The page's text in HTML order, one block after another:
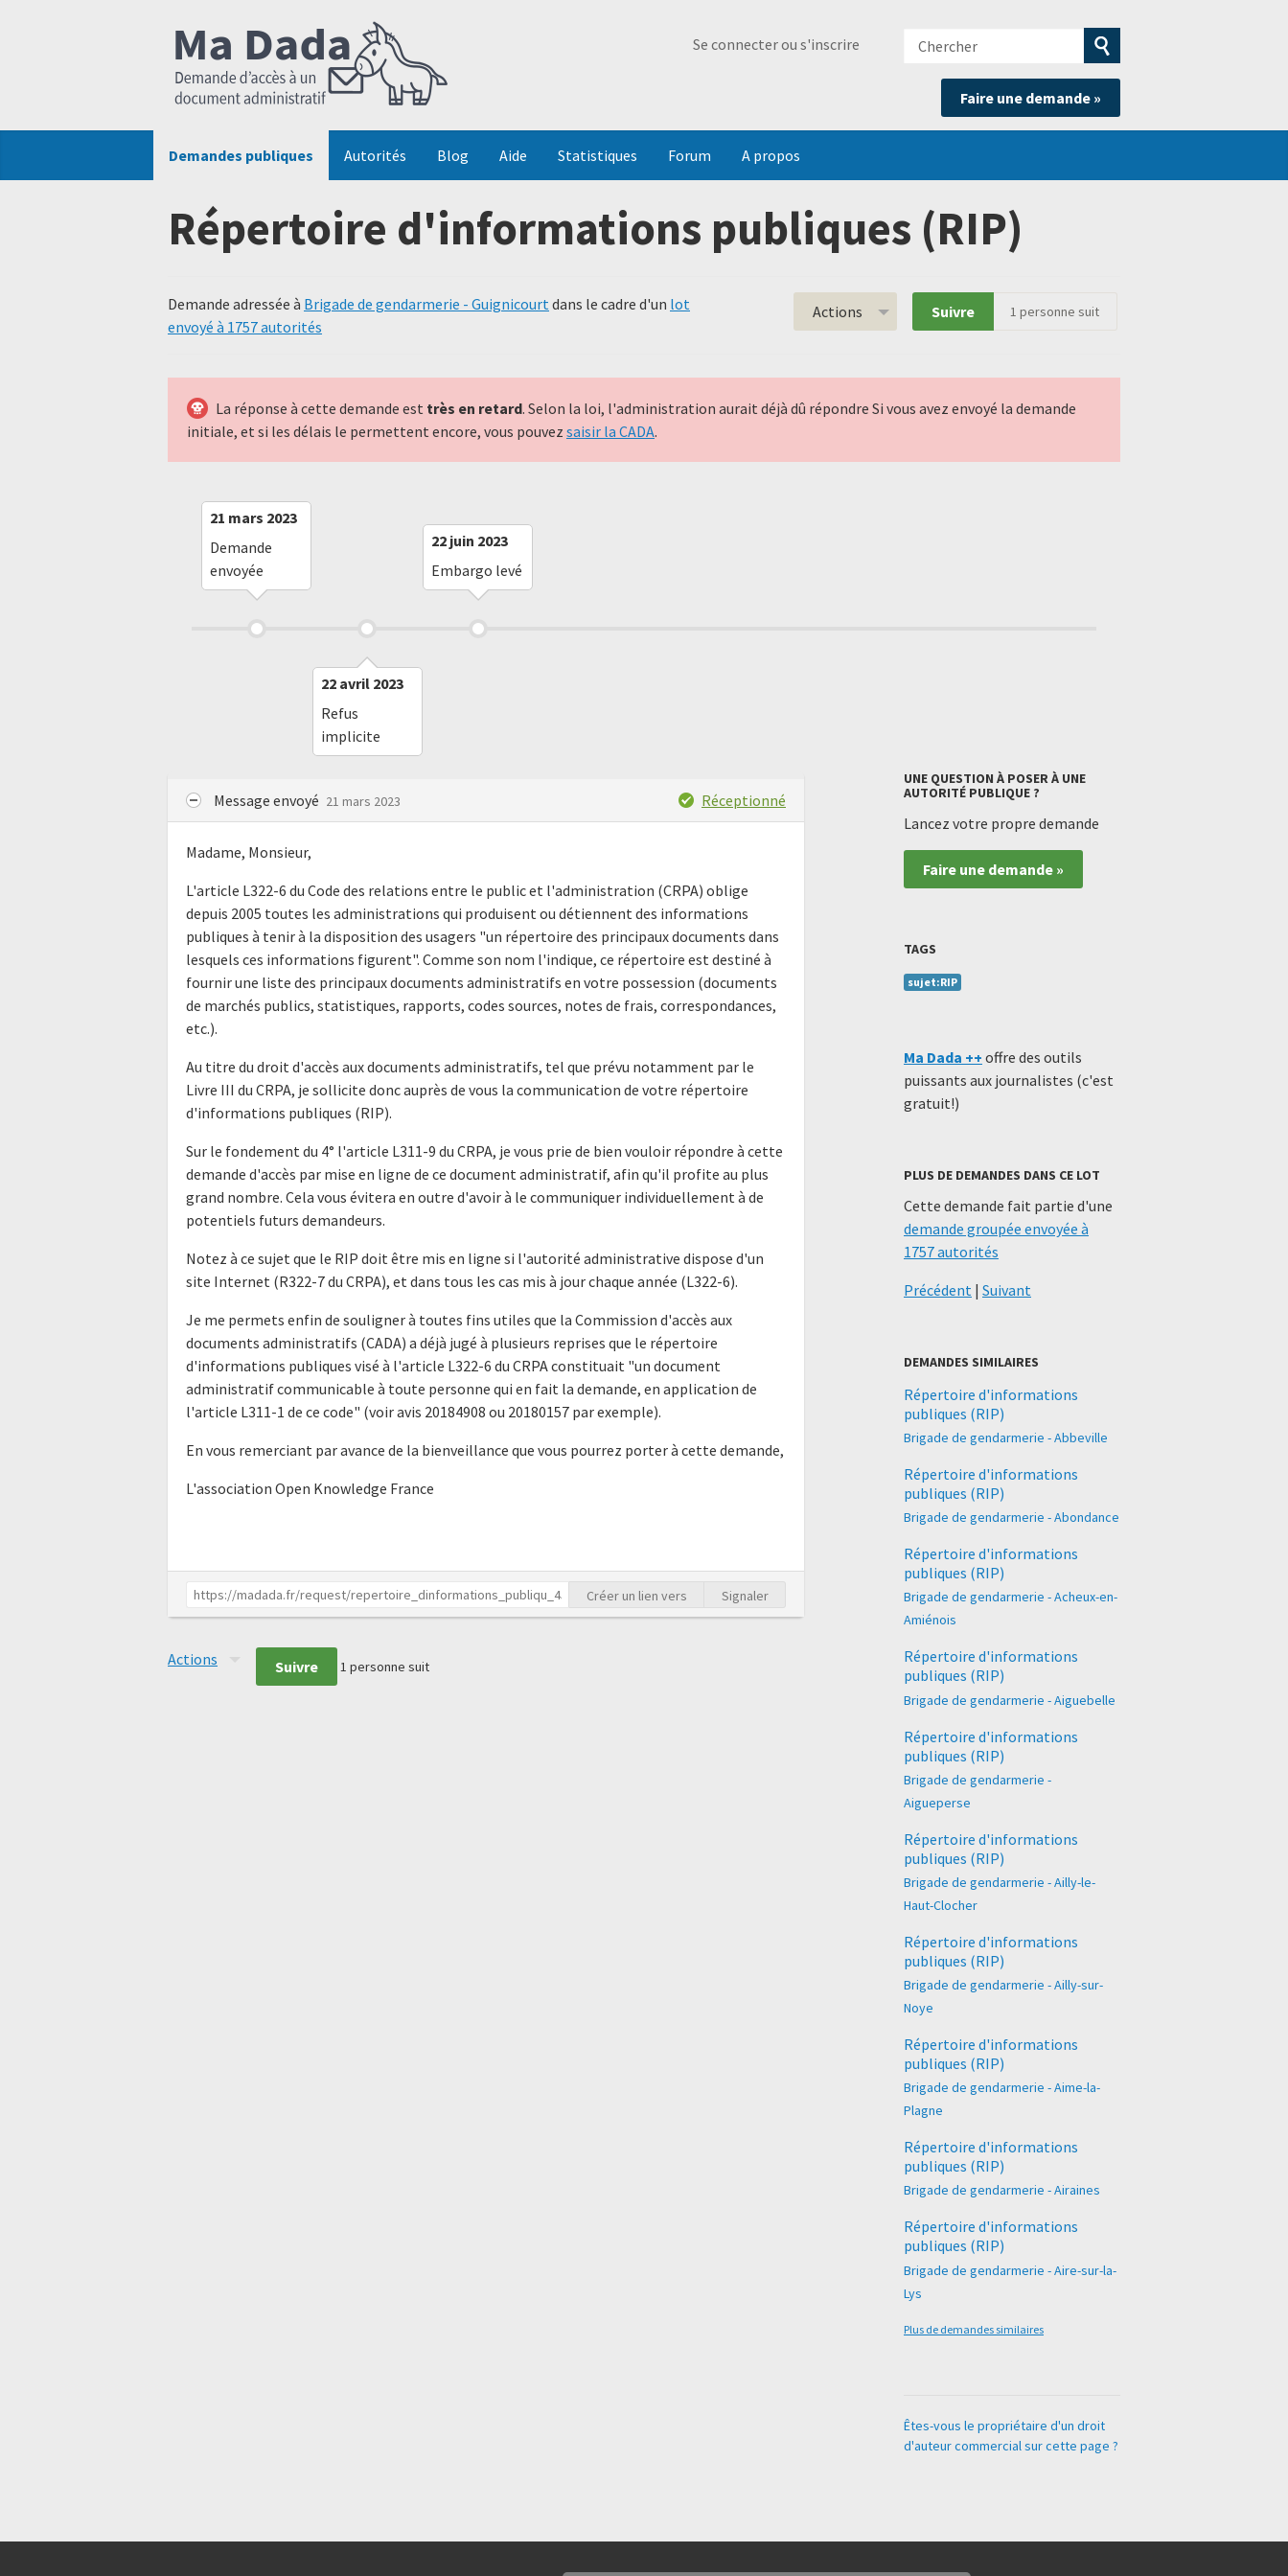
Se connecter ou s'inscrire
Chercher
Soumettre
la
recherche
Faire une demande »
Demandes publiques Autorités Blog Aide Statistiques Forum A propos
Répertoire d'informations publiques (RIP)
Demande adressée à Brigade de gendarmerie - Guignicourtdans le cadre d'un lot
envoyé à 1757 autorités
Actions Suivre 1 personne suit
La réponse à cette demande est très en retard. Selon la loi, l'administration aurait déjà dû répondre Si vous avez envoyé la demande
initiale, et si les délais le permettent encore, vous pouvez saisir la CADA.
21 mars 2023
Demande
envoyée
22 avril 2023
Refus
implicite
22 juin 2023
Embargo levé
Message envoyé 21 mars 2023 Réceptionné
Madame, Monsieur,
L'article L322-6 du Code des relations entre le public et l'administration (CRPA) oblige
depuis 2005 toutes les administrations qui produisent ou détiennent des informations
publiques à tenir à la disposition des usagers "un répertoire des principaux documents dans
lesquels ces informations figurent". Comme son nom l'indique, ce répertoire est destiné à
fournir une liste des principaux documents administratifs en votre possession (documents
de marchés publics, statistiques, rapports, codes sources, notes de frais, correspondances,
etc.).
Au titre du droit d'accès aux documents administratifs, tel que prévu notamment par le
Livre III du CRPA, je sollicite donc auprès de vous la communication de votre répertoire
d'informations publiques (RIP).
Sur le fondement du 4° l'article L311-9 du CRPA, je vous prie de bien vouloir répondre à cette
demande d'accès par mise en ligne de ce document administratif, afin qu'il profite au plus
grand nombre. Cela vous évitera en outre d'avoir à le communiquer individuellement à de
potentiels futurs demandeurs.
Notez à ce sujet que le RIP doit être mis en ligne si l'autorité administrative dispose d'un
site Internet (R322-7 du CRPA), et dans tous les cas mis à jour chaque année (L322-6).
Je me permets enfin de souligner à toutes fins utiles que la Commission d'accès aux
documents administratifs (CADA) a déjà jugé à plusieurs reprises que le répertoire
d'informations publiques visé à l'article L322-6 du CRPA constituait "un document
administratif communicable à toute personne qui en fait la demande, en application de
l'article L311-1 de ce code" (voir avis 20184908 ou 20180157 par exemple).
En vous remerciant par avance de la bienveillance que vous pourrez porter à cette demande,
L'association Open Knowledge France
Créer un lien vers Signaler
Actions Suivre 1 personne suit
UNE QUESTION À POSER À UNE
AUTORITÉ PUBLIQUE ?
Lancez votre propre demande
Faire une demande »
TAGS
sujet:RIP
Ma Dada ++ offre des outils
puissants aux journalistes (c'est
gratuit!)
PLUS DE DEMANDES DANS CE LOT
Cette demande fait partie d'une
demande groupée envoyée à
1757 autorités
Précédent | Suivant
DEMANDES SIMILAIRES
Répertoire d'informations
publiques (RIP)
Brigade de gendarmerie - Abbeville
Répertoire d'informations
publiques (RIP)
Brigade de gendarmerie - Abondance
Répertoire d'informations
publiques (RIP)
Brigade de gendarmerie - Acheux-en-
Amiénois
Répertoire d'informations
publiques (RIP)
Brigade de gendarmerie - Aiguebelle
Répertoire d'informations
publiques (RIP)
Brigade de gendarmerie -
Aigueperse
Répertoire d'informations
publiques (RIP)
Brigade de gendarmerie - Ailly-le-
Haut-Clocher
Répertoire d'informations
publiques (RIP)
Brigade de gendarmerie - Ailly-sur-
Noye
Répertoire d'informations
publiques (RIP)
Brigade de gendarmerie - Aime-la-
Plagne
Répertoire d'informations
publiques (RIP)
Brigade de gendarmerie - Airaines
Répertoire d'informations
publiques (RIP)
Brigade de gendarmerie - Aire-sur-la-
Lys
Plus de demandes similaires
Êtes-vous le propriétaire d'un droit
d'auteur commercial sur cette page ?